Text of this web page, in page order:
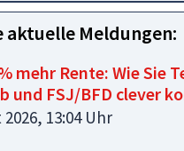
aktuelle Meldungen:
mehr Rente: Wie Sie
und FSJ/BFD clever
2026, 13:04 Uhr